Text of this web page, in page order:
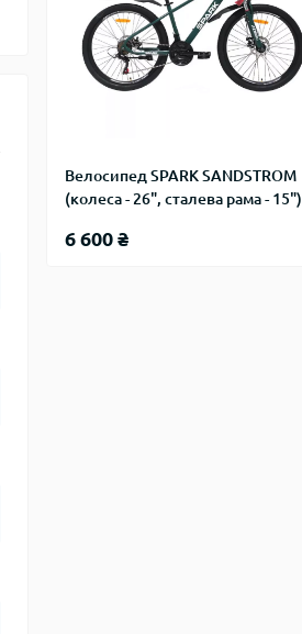
Велосипед SPARK SANDSTROM
(колеса - 26", сталева рама - 15")
6 600 ₴